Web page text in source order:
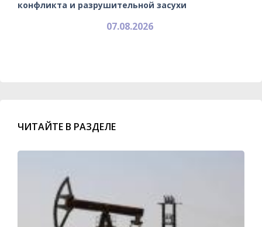
конфликта и разрушительной засухи
07.08.2026
ЧИТАЙТЕ В РАЗДЕЛЕ